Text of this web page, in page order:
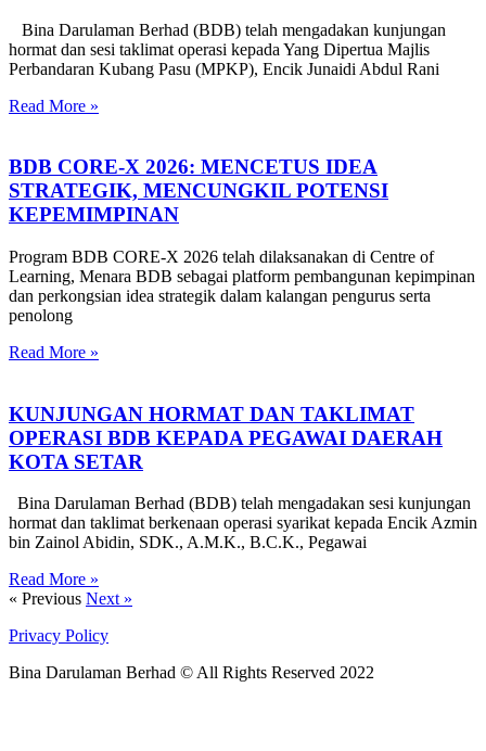
Bina Darulaman Berhad (BDB) telah mengadakan kunjungan
hormat dan sesi taklimat operasi kepada Yang Dipertua Majlis
Perbandaran Kubang Pasu (MPKP), Encik Junaidi Abdul Rani
Read More »
BDB CORE-X 2026: MENCETUS IDEA
STRATEGIK, MENCUNGKIL POTENSI
KEPEMIMPINAN
Program BDB CORE-X 2026 telah dilaksanakan di Centre of
Learning, Menara BDB sebagai platform pembangunan kepimpinan
dan perkongsian idea strategik dalam kalangan pengurus serta
penolong
Read More »
KUNJUNGAN HORMAT DAN TAKLIMAT
OPERASI BDB KEPADA PEGAWAI DAERAH
KOTA SETAR
Bina Darulaman Berhad (BDB) telah mengadakan sesi kunjungan
hormat dan taklimat berkenaan operasi syarikat kepada Encik Azmin
bin Zainol Abidin, SDK., A.M.K., B.C.K., Pegawai
Read More »
« Previous Next »
Privacy Policy
Bina Darulaman Berhad © All Rights Reserved 2022